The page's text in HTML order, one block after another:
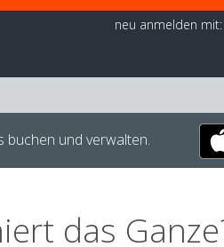
neu anmelden mit:
buchen und verwalten.
das